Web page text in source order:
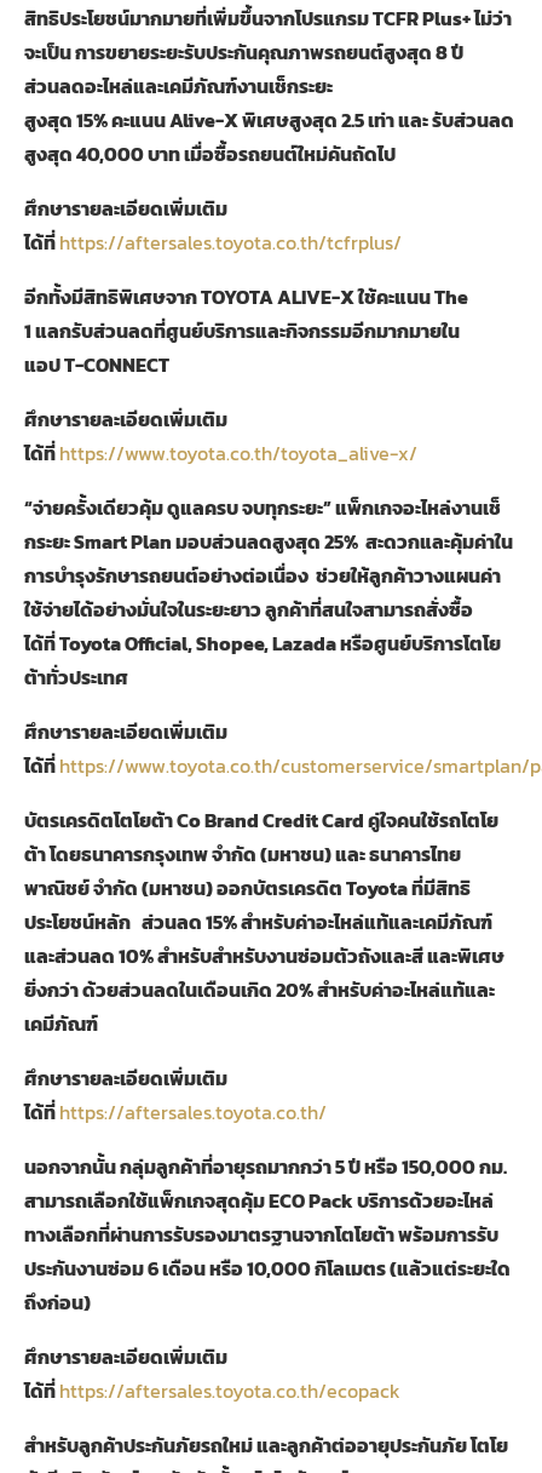
สิทธิประโยชน์มากมายที่เพิ่มขึ้นจากโปรแกรมTCFR Plus+ไม่ว่า
จะเป็น การขยายระยะรับประกันคุณภาพรถยนต์สูงสุด8ปี
ส่วนลดอะไหล่และเคมีภัณฑ์งานเช็กระยะ
สูงสุด15%คะแนนAlive-Xพิเศษสูงสุด2.5เท่า และ รับส่วนลด
สูงสุด40,000บาท เมื่อซื้อรถยนต์ใหม่คันถัดไป
ศึกษารายละเอียดเพิ่มเติม
ได้ที่https://aftersales.toyota.co.th/tcfrplus/
อีกทั้งมีสิทธิพิเศษจากTOYOTA ALIVE-Xใช้คะแนนThe
1แลกรับส่วนลดที่ศูนย์บริการและกิจกรรมอีกมากมายใน
แอปT-CONNECT
ศึกษารายละเอียดเพิ่มเติม
ได้ที่https://www.toyota.co.th/toyota_alive-x/
“จ่ายครั้งเดียวคุ้ม ดูแลครบ จบทุกระยะ”แพ็กเกจอะไหล่งานเช็
กระยะSmart Planมอบส่วนลดสูงสุด25% สะดวกและคุ้มค่าใน
การบำรุงรักษารถยนต์อย่างต่อเนื่อง ช่วยให้ลูกค้าวางแผนค่า
ใช้จ่ายได้อย่างมั่นใจในระยะยาวลูกค้าที่สนใจสามารถสั่งซื้อ
ได้ที่Toyota Official, Shopee, Lazadaหรือศูนย์บริการโตโย
ต้าทั่วประเทศ
ศึกษารายละเอียดเพิ่มเติม
ได้ที่https://www.toyota.co.th/customerservice/smartplan/
บัตรเครดิตโตโยต้าCo Brand Credit Cardคู่ใจคนใช้รถโตโย
ต้า โดยธนาคารกรุงเทพ จำกัด (มหาชน) และ ธนาคารไทย
พาณิชย์ จำกัด (มหาชน) ออกบัตรเครดิตToyotaที่มีสิทธิ
ประโยชน์หลัก ส่วนลด15%สำหรับค่าอะไหล่แท้และเคมีภัณฑ์
และส่วนลด10%สำหรับสำหรับงานซ่อมตัวถังและสี และพิเศษ
ยิ่งกว่า ด้วยส่วนลดในเดือนเกิด20%สำหรับค่าอะไหล่แท้และ
เคมีภัณฑ์
ศึกษารายละเอียดเพิ่มเติม
ได้ที่https://aftersales.toyota.co.th/
นอกจากนั้น กลุ่มลูกค้าที่อายุรถมากกว่า5ปี หรือ150,000กม.
สามารถเลือกใช้แพ็กเกจสุดคุ้มECO Packบริการด้วยอะไหล่
ทางเลือกที่ผ่านการรับรองมาตรฐานจากโตโยต้า พร้อมการรับ
ประกันงานซ่อม6เดือน หรือ10,000กิโลเมตร (แล้วแต่ระยะใด
ถึงก่อน)
ศึกษารายละเอียดเพิ่มเติม
ได้ที่https://aftersales.toyota.co.th/ecopack
สำหรับลูกค้าประกันภัยรถใหม่ และลูกค้าต่ออายุประกันภัย โตโย